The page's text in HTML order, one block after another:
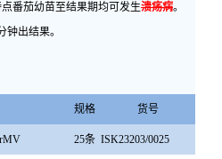
番茄幼苗至结果期均可发生溃疡病。
出结果。
规格 货号
25条 ISK23203/0025